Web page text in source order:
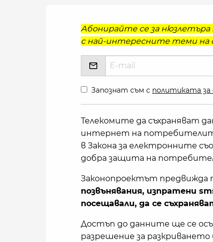
Абонирайте се за нюзлетъра
с най-интересните теми на
Запознат съм с политиката за
Телекомите да съхраняват
интернет на
в Закона за електронните
добра защита на
Законопроектът
позвънявания, изпратени
посещавали, да се
Достъп до данните ще се
разрешение за разкриването